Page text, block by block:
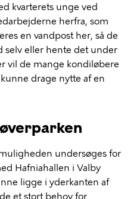
kvarterets unge ved
herfra, som
en vandpost her, så de
selv eller hente det under
vil de mange kondiløbere
drage nytte af en
undersøges for
Hafniahallen i Valby
ligge i yderkanten af
et stort behov for